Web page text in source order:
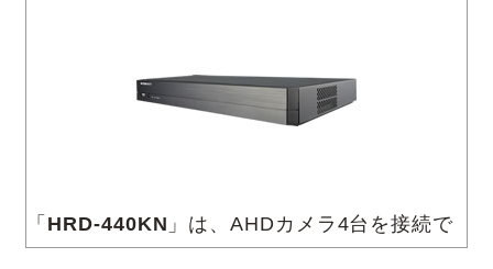
「 HRD-440KN 」は、AHDカメラ4台を接続で